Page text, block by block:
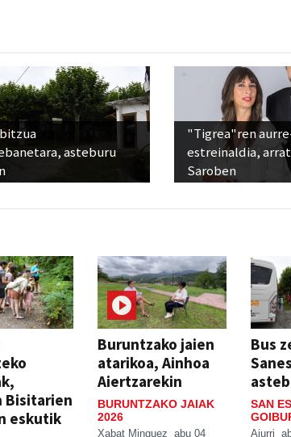
asteburu
"Tigrea"ren
estreinaldia,
Saroben
Bisitarien
eskutik
Buruntzako jaien
atarikoa, Ainhoa
Aiertzarekin
BURUNTZAKO JAIAK
2026
Xabat Minguez abu 04
Bus
SAN
Aiurri